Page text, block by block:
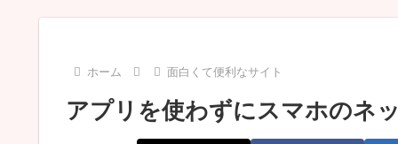
ホーム 面白くて便利なサイト
アプリを使わずにスマホのネ